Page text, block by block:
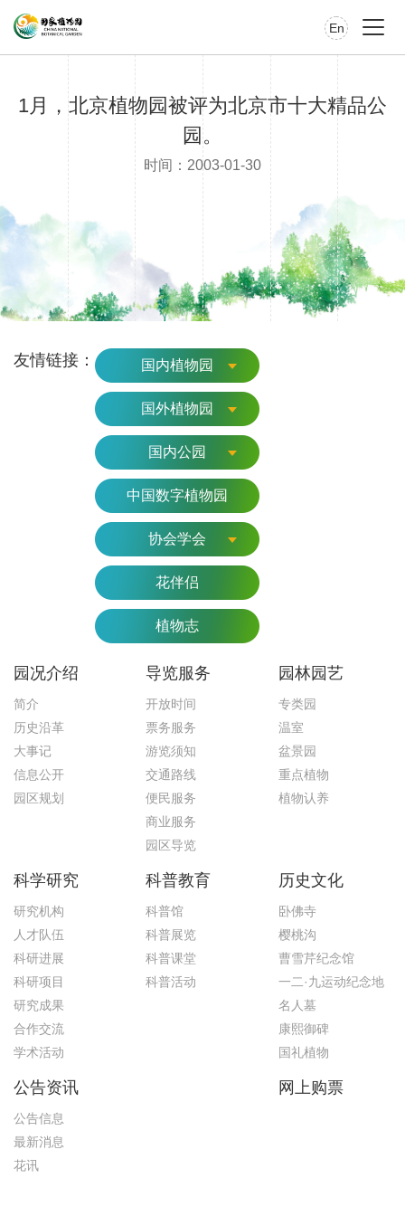
En
1月，北京植物园被评为北京市十大精品公
园。
时间：2003-01-30
友情链接： 国内植物园
国外植物园
国内公园
中国数字植物园
协会学会
花伴侣
植物志
园况介绍
简介
历史沿革
大事记
信息公开
园区规划
导览服务
开放时间
票务服务
游览须知
交通路线
便民服务
商业服务
园区导览
园林园艺
专类园
温室
盆景园
重点植物
植物认养
科学研究
研究机构
人才队伍
科研进展
科研项目
研究成果
合作交流
学术活动
科普教育
科普馆
科普展览
科普课堂
科普活动
历史文化
卧佛寺
樱桃沟
曹雪芹纪念馆
一二·九运动纪念地
名人墓
康熙御碑
国礼植物
公告资讯
公告信息
最新消息
花讯
网上购票